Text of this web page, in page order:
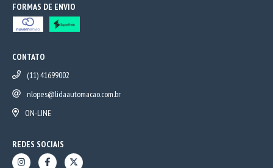
FORMAS DE ENVIO
CONTATO
(11) 41699002
nlopes@lidaautomacao.com.br
ON-LINE
REDES SOCIAIS